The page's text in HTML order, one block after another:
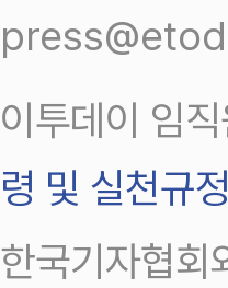
이투데이 임
령 및 실천규정
한국기자협회